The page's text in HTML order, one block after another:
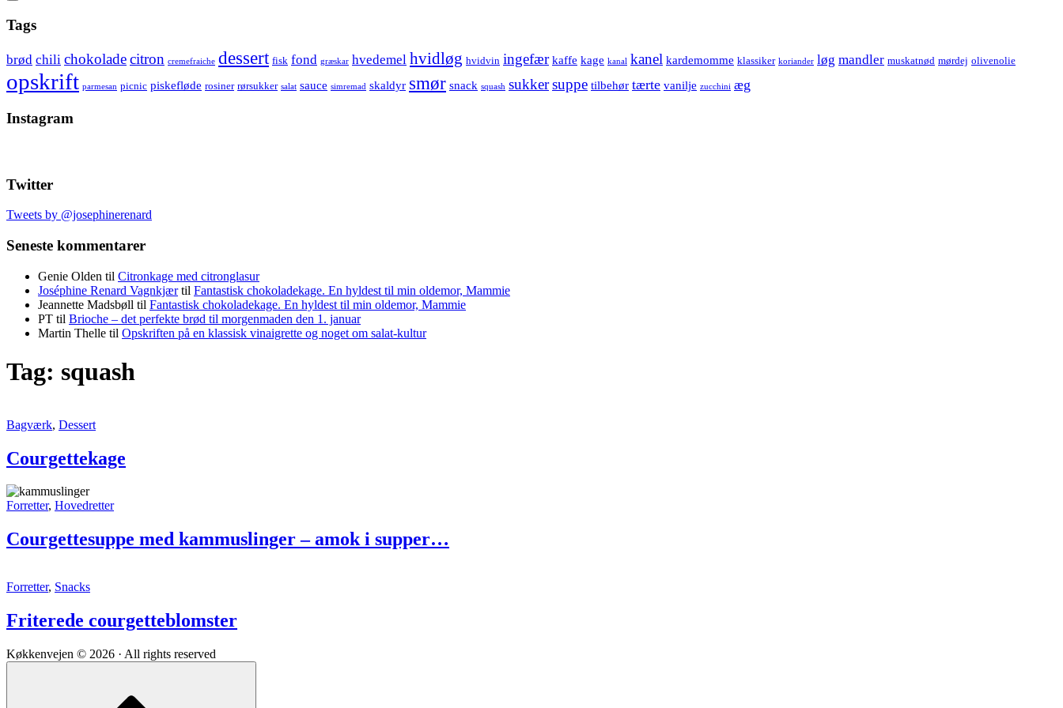
Show
sidebar
Header
Wrapper
Tags
brød chili chokoladecitron cremefraiche dessert fisk fond græskar hvedemel hvidløg hvidvin ingefær kaffe kage kanal kanel kardemomme klassiker koriander løg mandler muskatnød mørdej olivenolie
opskrift parmesan picnic piskefløde rosiner rørsukker salat sauce simremad skaldyr smør snack squash sukkersuppe tilbehør tærte vanilje zucchini æg
Instagram
Twitter
Tweets by @josephinerenard
Seneste kommentarer
Genie Olden til Citronkage med citronglasur
Joséphine Renard Vagnkjærtil Fantastisk chokoladekage. En hyldest til min oldemor, Mammie
Jeannette Madsbøll til Fantastisk chokoladekage. En hyldest til min oldemor, Mammie
PT til Brioche – det perfekte brød til morgenmaden den 1. januar
Martin Thelle til Opskriften på en klassisk vinaigrette og noget om salat-kultur
Tag: squash
Courgettekage
Bagværk, Dessert
Courgettekage
Courgettesuppe
kammuslinger
–
supper…
Forretter, Hovedretter
Courgettesuppe med kammuslinger – amok i supper…
Friterede
Forretter, Snacks
Friterede courgetteblomster
Køkkenvejen © 2026 · All rights reserved